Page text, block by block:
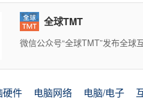
全球TMT
微信公众号“全球TMT”发布全球
硬件 电脑网络 电脑/电子